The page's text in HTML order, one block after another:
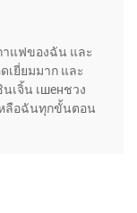
าแฟของฉัน และ
ยี่ยมมาก และ
เจิ้น เшенชวง
หลือฉันทุกขั้นตอน